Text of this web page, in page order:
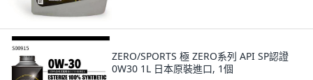
ZERO/SPORTS 極 ZERO系列 API SP認證
0W30 1L 日本原裝進口, 1個